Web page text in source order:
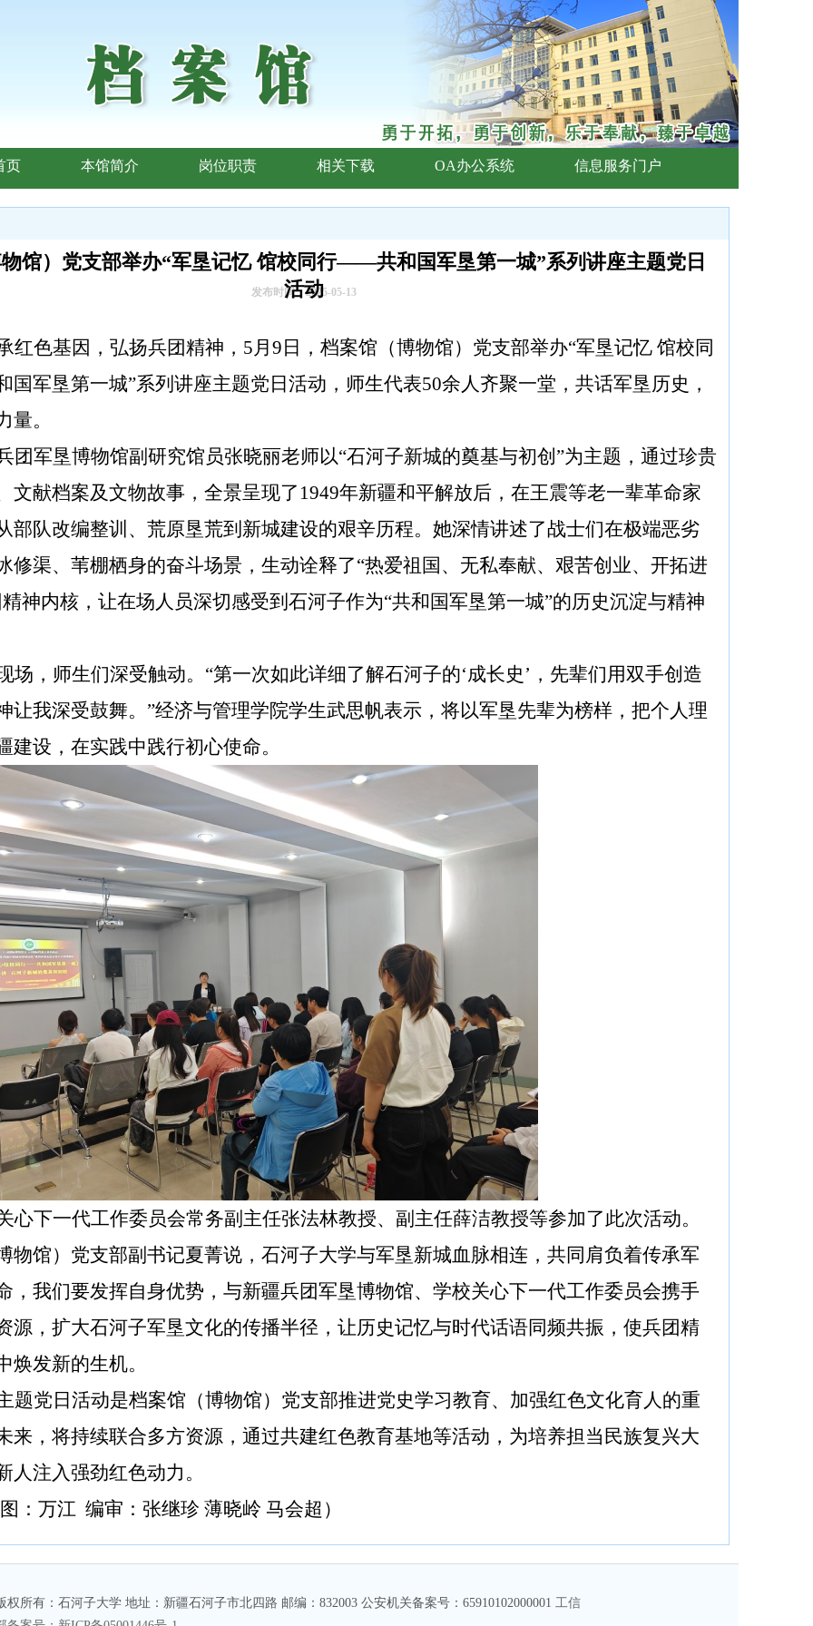
页 本馆简介 岗位职责 相关下载 OA办公系统 信息服务门户
馆）党支部举办“军垦记忆 馆校同行——共和国军垦第一城”系列讲座主题党日
活动
发布时间：2025-05-13
红色基因，弘扬兵团精神， 5月 9 日， 档案馆（博物馆）党支部举办“军垦记忆 馆校同
国军垦第一城”系列讲座主题党日活动 ， 师生代表50余人齐聚一堂，共话军垦历史，
量。
团军垦博物馆副研究馆员张晓丽老师以“石河子新城的奠基与初创”为主题，通过珍贵
文献档案及文物故事，全景呈现了1949年新疆和平解放后，在王震等老一辈革命家
部队改编整训、荒原垦荒到新城建设的艰辛历程。她深情讲述了战士们在极端恶劣
修渠、苇棚栖身的奋斗场景，生动诠释了“热爱祖国、无私奉献、艰苦创业、开拓进
精神内核，让在场人员深切感受到石河子作为“共和国军垦第一城”的历史沉淀与精神
场，师生们深受触动。 “第一次如此详细了解石河子的‘成长史’，先辈们用双手创造
让我深受鼓舞。”经济与管理学院学生武思帆表示，将以军垦先辈为榜样，把个人理
建设，在实践中践行初心使命。
心下一代工作委员会常务副主任张法林教授、副主任薛洁教授等参加了此次活动。
物馆）党支部副 书记夏菁说 ，石河子大学与军垦新城血脉相连， 共同 肩负着传承军
， 我们要发挥自身优势 ， 与新疆兵团军垦博物馆、 学校关心下一代工作委员会携手
源，扩大石河子军垦文化的传播半径，让历史记忆与时代话语同频共振，使兵团精
焕发新的生机。
题党日活动是档案馆（博物馆）党支部推进党史学习教育、加强红色文化育人的重
来， 将持续联合多方资源，通过共建红色教育基地等活动，为培养担当民族复兴大
人注入强劲红色动力。
： 万江 编审 ： 张继珍 薄晓岭 马会超 ）
权所有：石河子大学 地址：新疆石河子市北四路 邮编：832003 公安机关备案号：65910102000001 工信